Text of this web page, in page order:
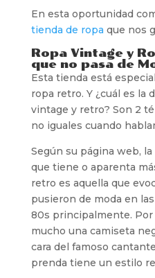
En esta oportunidad
tienda de ropa que nos
Ropa Vintage y
que no pasa de
Esta tienda está
ropa retro. Y ¿cuál es la
vintage y retro? Son 2
no iguales cuando
Según su página web,
que tiene o aparenta
retro es aquella que
pusieron de moda en
80s principalmente.
mucho una camiseta
cara del famoso
prenda tiene un estilo